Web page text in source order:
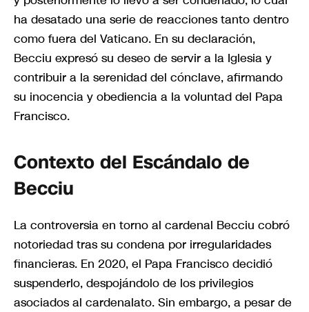
ha desatado una serie de reacciones tanto dentro
como fuera del Vaticano. En su declaración,
Becciu expresó su deseo de servir a la Iglesia y
contribuir a la serenidad del cónclave, afirmando
su inocencia y obediencia a la voluntad del Papa
Francisco.
Contexto del Escándalo de
Becciu
La controversia en torno al cardenal Becciu cobró
notoriedad tras su condena por irregularidades
financieras. En 2020, el Papa Francisco decidió
suspenderlo, despojándolo de los privilegios
asociados al cardenalato. Sin embargo, a pesar de